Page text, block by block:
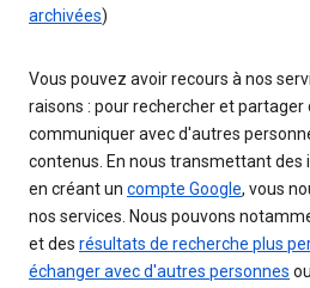
archivées)
Vous pouvez avoir recours à nos
raisons : pour rechercher et
communiquer avec d'autres
contenus. En nous transmettant
en créant un compte Google, vous
nos services. Nous pouvons
et des résultats de recherche plus
échanger avec d'autres personnes